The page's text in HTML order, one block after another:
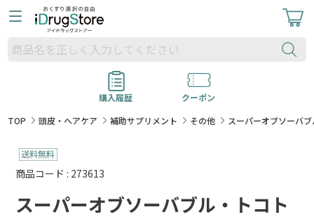
購入履歴
クーポン
TOP
頭皮・ヘアケア 補助サプリメント その他 スーパーオブソーバ
商品コード : 273613
スーパーオブソーバブル・トコト